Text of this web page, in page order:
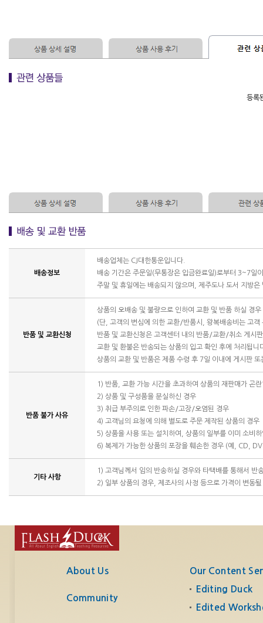
등록
배송정보
배송업체는 CJ대한통운입니다.
배송 기간은 주문일(무통장은 입금완료일)로부터 3~7일
주말 및 휴일에는 배송되지 않으며, 제주도나 도서 지방은
반품 및 교환신청
상품의 오배송 및 불량으로 인하여 교환 및 반품 하실 경
(단, 고객의 변심에 의한 교환/반품시, 왕복배송비는 고객
반품 및 교환신청은 고객센터 내의 반품/교환/취소 게시
교환 및 환불은 반송되는 상품의 입고 확인 후에 처리됩니
상품의 교환 및 반품은 제품 수령 후 7일 이내에 게시판
반품 불가 사유
1) 반품, 교환 가능 시간을 초과하여 상품의 재판매가 곤
2) 상품 및 구성품을 분실하신 경우
3) 취급 부주의로 인한 파손/고장/오염된 경우
4) 고객님의 요청에 의해 별도로 주문 제작된 상품의 경우
5) 상품을 사용 또는 설치하여, 상품의 일부를 이미 소비
6) 복제가 가능한 상품의 포장을 훼손한 경우 (예, CD,
기타 사항
1) 고객님께서 임의 반송하실 경우와 타택배를 통해서
2) 일부 상품의 경우, 제조사의 사정 등으로 가격이 변동
About Us
Community
Our Content
Editing Duck
Edited